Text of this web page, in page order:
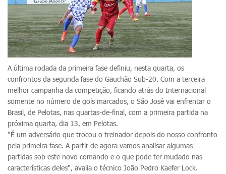
A última rodada da primeira fase definiu, nesta quarta, os
confrontos da segunda fase do Gauchão Sub-20. Com a terceira
melhor campanha da competição, ficando atrás do Internacional
somente no número de gols marcados, o São José vai enfrentar o
Brasil, de Pelotas, nas quartas-de-final, com a primeira partida na
próxima quarta, dia 13, em Pelotas.
"É um adversário que trocou o treinador depois do nosso confronto
pela primeira fase. A partir de agora vamos analisar algumas
partidas sob este novo comando e o que pode ter mudado nas
características deles", avalia o técnico João Pedro Kaefer Lock.